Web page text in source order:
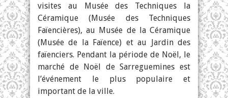
visites au Musée des Techniques la
Céramique (Musée des Techniques
Faïencières), au Musée de la Céramique
(Musée de la Faïence) et au Jardin des
faïenciers. Pendant la période de Noël, le
marché de Noël de Sarreguemines est
l’événement le plus populaire et
important de la ville.